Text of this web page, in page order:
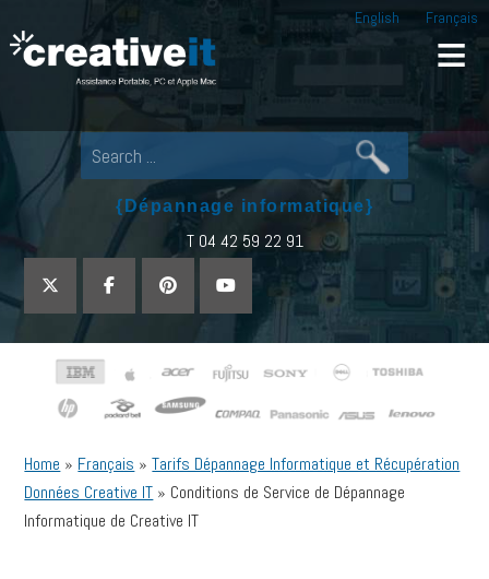
English Français
Creative IT
Pour tout dépannage informatique,
{Dépannage informatique}
T 04 42 59 22 91
Home » Français »Tarifs Dépannage Informatique et Récupération
Données Creative IT » Conditions de Service de Dépannage
Informatique de Creative IT